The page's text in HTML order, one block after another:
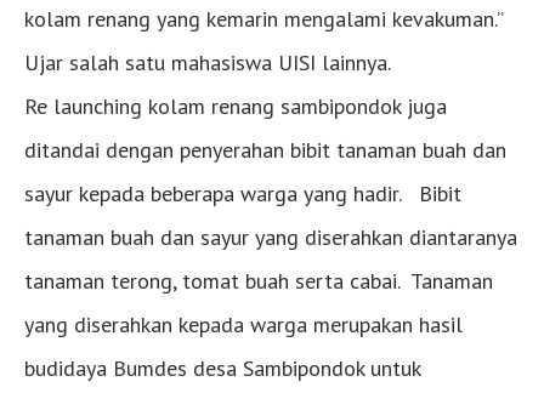
kolam renang yang kemarin mengalami kevakuman.”
Ujar salah satu mahasiswa UISI lainnya.
Re launching kolam renang sambipondok juga
ditandai dengan penyerahan bibit tanaman buah dan
sayur kepada beberapa warga yang hadir. Bibit
tanaman buah dan sayur yang diserahkan diantaranya
tanaman terong, tomat buah serta cabai. Tanaman
yang diserahkan kepada warga merupakan hasil
budidaya Bumdes desa Sambipondok untuk